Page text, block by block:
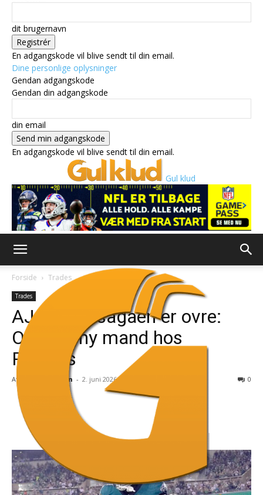
dit brugernavn
En adgangskode vil blive sendt til din email.
Dine personlige oplysninger
Gendan adgangskode
Gendan din adgangskode
din email
En adgangskode vil blive sendt til din email.
Gul klud
Forside Trades
Trades
AJ Brown-sagaen er ovre:
Officielt ny mand hos
Patriots
Af Mikkel Nielsen - 2. juni 2026 0